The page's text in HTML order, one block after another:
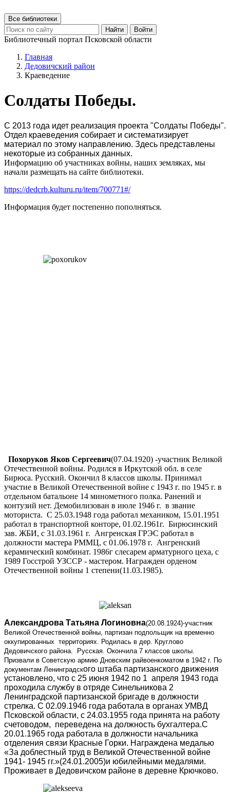
Все библиотеки
Найти
Войти
Библиотечный портал Псковской области
Главная
Дедовичский район
Краеведение
Солдаты Победы.
С 2013 года идет реализация проекта "Солдаты Победы".
Отдел краеведения собирает и систематизирует
материал по этому направлению. Здесь представлены
некоторые из собранных данных.
Информацию об участниках войны, наших земляках, мы
начали размещать на сайте библиотеки.
https://dedcrb.kulturu.ru/item/700771#/
Информация будет постепенно пополняться.
Похоруков Яков Сергеевич(07.04.1920) -участник Великой
Отечественной войны. Родился в Иркутской обл. в селе
Бирюса. Русский. Окончил 8 классов школы. Принимал
участие в Великой Отечественной войне с 1943 г. по 1945 г. в
отдельном батальоне 14 минометного полка. Ранений и
контузий нет. Демобилизован в июле 1946 г. в звание
моториста. С 25.03.1948 года работал механиком, 15.01.1951
работал в транспортной конторе, 01.02.1961г. Бирюсинский
зав. ЖБИ, с 31.03.1961 г. Ангренская ГРЭС работал в
должности мастера РММЦ, с 01.06.1978 г. Ангренский
керамический комбинат. 1986г слесарем арматурного цеха, с
1989 Госстрой УЗССР - мастером. Награжден орденом
Отечественной войны 1 степени(11.03.1985).
Александрова Татьяна Логиновна(20.08.1924)-участник
Великой Отечественной войны, партизан подпольщик на временно
оккупированных территориях. Родилась в дер. Круглово
Дедовичского района. Русская. Окончила 7 классов школы.
Призвали в Советскую армию Дновским райвоенкоматом в 1942 г. По
документам Ленинградского штаба партизанского движения
установлено, что с 25 июня 1942 по 1 апреля 1943 года
проходила службу в отряде Синельникова 2
Ленинградской партизанской бригаде в должности
стрелка. С 02.09.1946 года работала в органах УМВД
Псковской области, с 24.03.1955 года принята на работу
счетоводом, переведена на должность бухгалтера.С
20.01.1965 года работала в должности начальника
отделения связи Красные Горки. Награждена медалью
«За доблестный труд в Великой Отечественной войне
1941- 1945 гг.»(24.01.2005)и юбилейными медалями.
Проживает в Дедовичском районе в деревне Крючково.